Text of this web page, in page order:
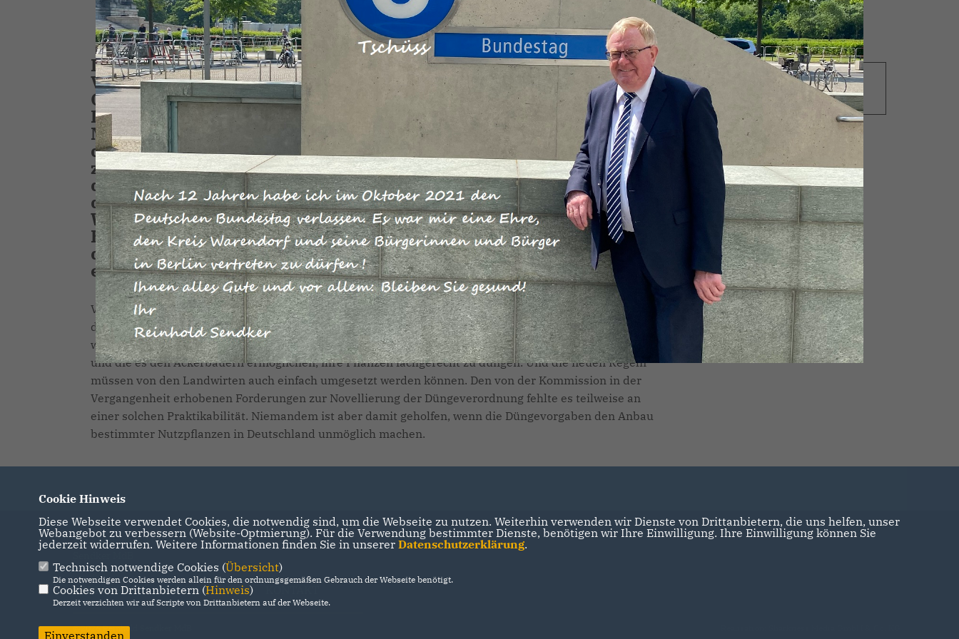
Die EU-Kommission droht Deutschland mit einem
Vertragsverletzungsverfahren wegen zu hoher Nitratwerte im
Grundwasser. Dazu erklärt die Arbeitsgruppe Ernährung und
Landwirtschaft der CDU/CSU-Bundestagsfraktion: Unsere
Messungen zeigen, dass der Nitratgehalt im Grundwasser, der von
der Landwirtschaft verursacht wird, teilweise kontinuierlich
zurückgeht, teilweise aber auch ansteigt. Deshalb ist es sinnvoll,
die Düngeverordnung weiter anzupassen. Diese Verordnung ist
das Instrument, mit dem wir in Deutschland die EU-
Wasserrahmenrichtlinie umsetzen. Daran arbeitet die
Bundesregierung bereits intensiv. Die CDU/CSU-Fraktion geht
davon aus, dass das Bundeslandwirtschaftsministerium zeitnah
einen Entwurf vorlegen wird.
Vor diesem Hintergrund ist die Androhung der EU-Kommission, ein Vertragsverletzungsverfahren gegen
die Bundesregierung einzuleiten, überflüssig. Unser Ziel ist es, die Düngeverordnung praxisgerecht
weiterzuentwickeln. Das heißt, wir brauchen Lösungen, die regionale Gegebenheiten berücksichtigen
und die es den Ackerbauern ermöglichen, ihre Pflanzen fachgerecht zu düngen. Und die neuen Regeln
müssen von den Landwirten auch einfach umgesetzt werden können. Den von der Kommission in der
Vergangenheit erhobenen Forderungen zur Novellierung der Düngeverordnung fehlte es teilweise an
einer solchen Praktikabilität. Niemandem ist aber damit geholfen, wenn die Düngevorgaben den Anbau
bestimmter Nutzpflanzen in Deutschland unmöglich machen.
11.07.2014
Anpassung der
Hofabgabeklausel
Willkommen auf der Seite von Reinhold
IMPRESSUM DATENSCHUTZ
@2026 Reinhold Sendker MdB
Cookie Hinweis
Diese Webseite verwendet Cookies, die notwendig sind, um die Webseite zu nutzen. Weiterhin verwenden wir Dienste von Drittanbietern, die uns helfen, unser
Webangebot zu verbessern (Website-Optmierung). Für die Verwendung bestimmter Dienste, benötigen wir Ihre Einwilligung. Ihre Einwilligung können Sie
jederzeit widerrufen. Weitere Informationen finden Sie in unserer Datenschutzerklärung.
Technisch notwendige Cookies (Übersicht)
Die notwendigen Cookies werden allein für den ordnungsgemäßen Gebrauch der Webseite benötigt.
Cookies von Drittanbietern (Hinweis)
Derzeit verzichten wir auf Scripte von Drittanbietern auf der Webseite.
Einverstanden